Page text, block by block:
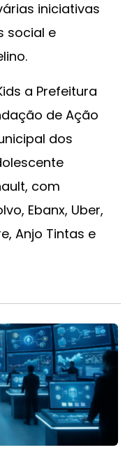
iniciativas
social e
a Prefeitura
de Ação
dos
com
Ebanx, Uber,
Anjo Tintas e